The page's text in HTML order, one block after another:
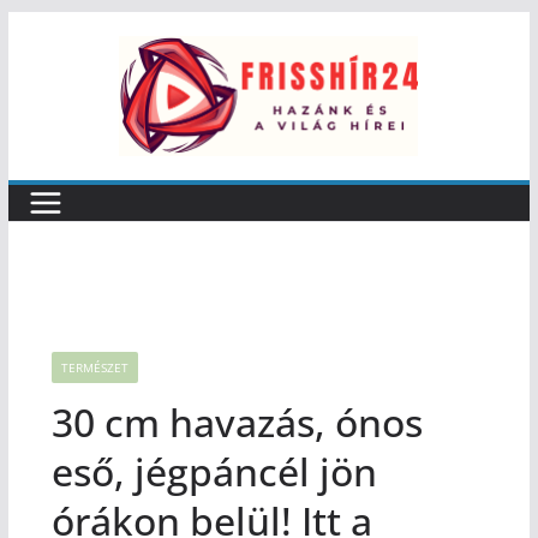
TERMÉSZET
30 cm havazás, ónos
eső, jégpáncél jön
órákon belül! Itt a